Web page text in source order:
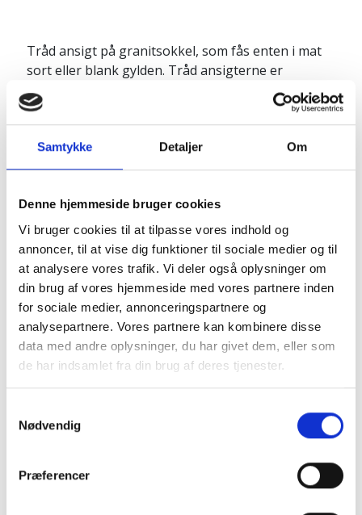
Samtykke Detaljer Om
Denne hjemmeside bruger cookies
Vi bruger cookies til at tilpasse vores indhold og
annoncer, til at vise dig funktioner til sociale medier og til
at analysere vores trafik. Vi deler også oplysninger om
din brug af vores hjemmeside med vores partnere inden
for sociale medier, annonceringspartnere og
analysepartnere. Vores partnere kan kombinere disse
data med andre oplysninger, du har givet dem, eller som
de har indsamlet fra din brug af deres tjenester.
Nødvendig
Præferencer
Tråd ansigt på granitsokkel, som fås enten i mat
sort eller blank gylden. Tråd ansigterne er
fastgjort på en gråsort granitplade.
Anbefales til indendørs dekorativ brug.
Produktinfo:
Figur: ca. 14 x 5 x H25cm
Vær dog obs. på at hver er unik, så ikke to er
ens på mål.
Skriv gerne i kommentarfeltet hvilken farve ansigt
der måtte ønskes.
Pakkes og sendes på emballagetype:Pakke
Naturprodukt – variationer forekommer
struktur forekommer. Billeder og farveprøver er
Læs mere